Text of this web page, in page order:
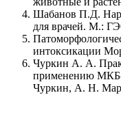
Шабанов П.Д.
для врачей. М.:
интоксикации
Чуркин А. А.
применению МКБ-
Чуркин, А. Н.